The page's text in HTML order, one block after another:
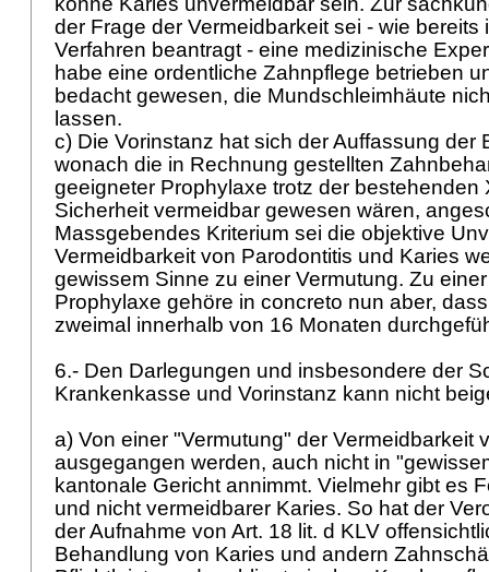
der Frage der Vermeidbarkeit sei - wie bereits
Verfahren beantragt - eine medizinische
habe eine ordentliche Zahnpflege betrieben
bedacht gewesen, die Mundschleimhäute
lassen.
c) Die Vorinstanz hat sich der Auffassung der
wonach die in Rechnung gestellten
geeigneter Prophylaxe trotz der bestehenden
Sicherheit vermeidbar gewesen wären,
Massgebendes Kriterium sei die objektive
Vermeidbarkeit von Parodontitis und Karies
gewissem Sinne zu einer Vermutung. Zu
Prophylaxe gehöre in concreto nun aber,
zweimal innerhalb von 16 Monaten
6.- Den Darlegungen und insbesondere der
Krankenkasse und Vorinstanz kann nicht
a) Von einer "Vermutung" der Vermeidbarkeit
ausgegangen werden, auch nicht in
kantonale Gericht annimmt. Vielmehr gibt es
und nicht vermeidbarer Karies. So hat der
der Aufnahme von Art. 18 lit. d KLV
Behandlung von Karies und andern